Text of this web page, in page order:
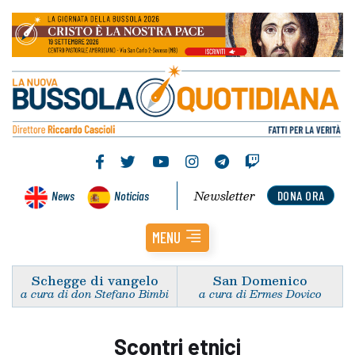
News Noticias DONA ORA
Newsletter
MENU
Schegge di vangelo
a cura di don Stefano Bimbi
San Domenico
a cura di Ermes Dovico
Scontri etnici